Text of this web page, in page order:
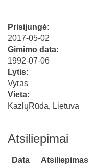
Prisijungė:
2017-05-02
Gimimo data:
1992-07-06
Lytis:
Vyras
Vieta:
KazlųRūda, Lietuva
Atsiliepimai
Data Atsiliepimas